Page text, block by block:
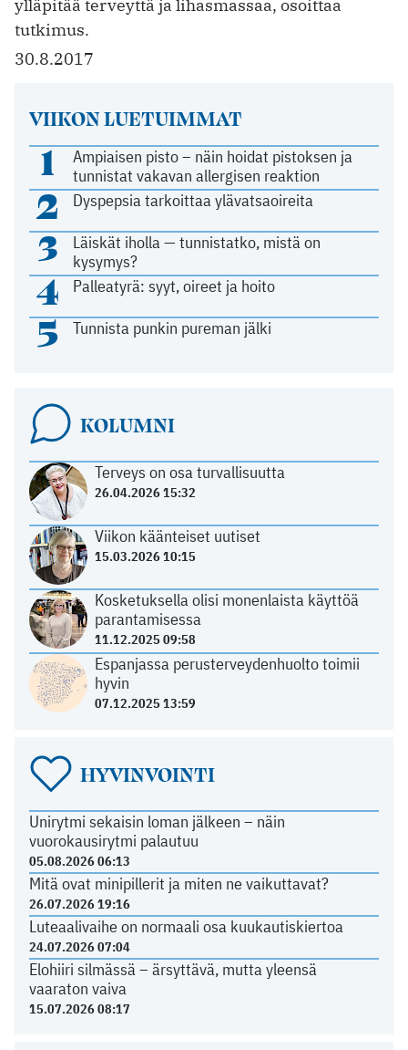
ylläpitää terveyttä ja lihasmassaa, osoittaa
tutkimus.
30.8.2017
VIIKON LUETUIMMAT
1
Ampiaisen pisto – näin hoidat pistoksen ja
tunnistat vakavan allergisen reaktion
2 Dyspepsia tarkoittaa ylävatsaoireita
3
Läiskät iholla — tunnistatko, mistä on
kysymys?
4 Palleatyrä: syyt, oireet ja hoito
5 Tunnista punkin pureman jälki
KOLUMNI
Terveys on osa turvallisuutta
26.04.2026 15:32
Viikon käänteiset uutiset
15.03.2026 10:15
Kosketuksella olisi monenlaista käyttöä
parantamisessa
11.12.2025 09:58
Espanjassa perusterveydenhuolto toimii
hyvin
07.12.2025 13:59
HYVINVOINTI
Unirytmi sekaisin loman jälkeen – näin
vuorokausirytmi palautuu
05.08.2026 06:13
Mitä ovat minipillerit ja miten ne vaikuttavat?
26.07.2026 19:16
Luteaalivaihe on normaali osa kuukautiskiertoa
24.07.2026 07:04
Elohiiri silmässä – ärsyttävä, mutta yleensä
vaaraton vaiva
15.07.2026 08:17